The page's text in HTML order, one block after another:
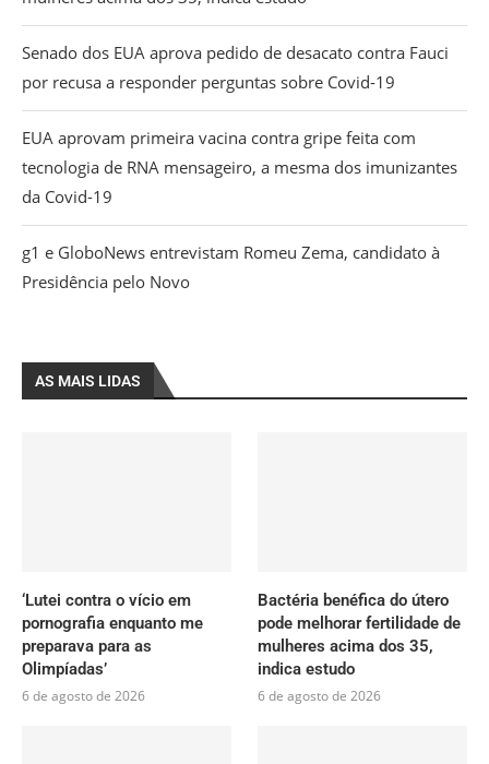
Senado dos EUA aprova pedido de desacato contra Fauci
por recusa a responder perguntas sobre Covid-19
EUA aprovam primeira vacina contra gripe feita com
tecnologia de RNA mensageiro, a mesma dos imunizantes
da Covid-19
g1 e GloboNews entrevistam Romeu Zema, candidato à
Presidência pelo Novo
AS MAIS LIDAS
‘Lutei contra o vício em
pornografia enquanto me
preparava para as
Olimpíadas’
6 de agosto de 2026
Bactéria benéfica do útero
pode melhorar fertilidade de
mulheres acima dos 35,
indica estudo
6 de agosto de 2026